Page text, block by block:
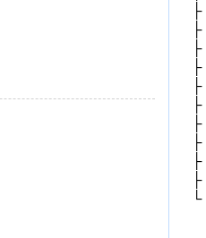
├
├
├
├
├
├
├
├
├
├
└